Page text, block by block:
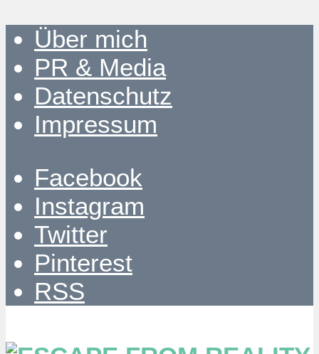
Über mich
PR & Media
Datenschutz
Impressum
Facebook
Instagram
Twitter
Pinterest
RSS